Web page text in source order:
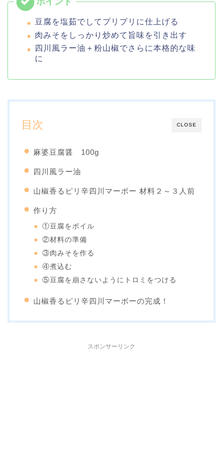
豆腐を塩茹でしてプリプリに仕上げる
肉みそをしっかり炒めて旨味を引き出す
四川風ラー油＋粉山椒でさらに本格的な味
に
CLOSE
目次
麻婆豆腐醤 100g
四川風ラー油
山椒香るピリ辛四川マーボー 材料２～３人前
作り方
①豆腐をボイル
②材料の準備
③肉みそを作る
④煮込む
⑤豆腐を崩さないようにトロミをつける
山椒香るピリ辛四川マーボーの完成！
スポンサーリンク